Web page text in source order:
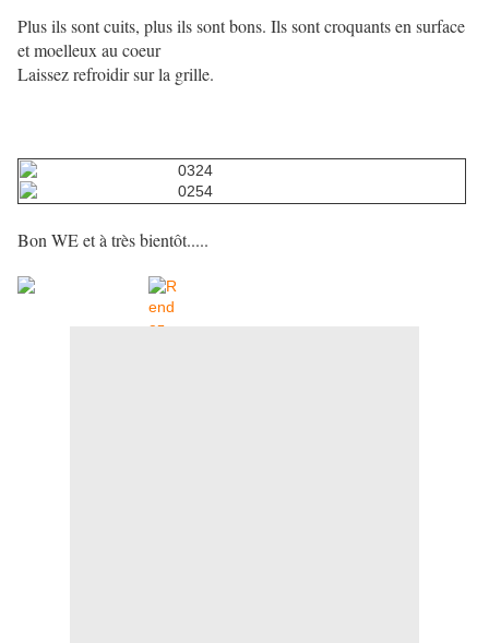
Plus ils sont cuits, plus ils sont bons. Ils sont croquants en surface
et moelleux au coeur
Laissez refroidir sur la grille.
Bon WE et à très bientôt.....